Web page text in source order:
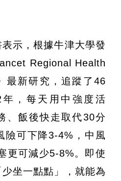
示，根據牛津大學發
Regional Health
最新研究，追蹤了46
，每天用中強度活
、飯後快走取代30分
險可下降3-4%，中風
更可減少5-8%。即使
坐一點點」，就能為